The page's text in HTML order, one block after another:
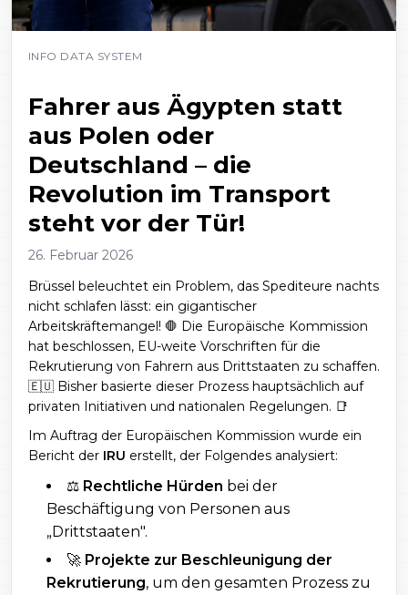
INFO DATA SYSTEM
Fahrer aus Ägypten statt
aus Polen oder
Deutschland – die
Revolution im Transport
steht vor der Tür!
26. Februar 2026
Brüssel beleuchtet ein Problem, das Spediteure nachts
nicht schlafen lässt: ein gigantischer
Arbeitskräftemangel! 🛑 Die Europäische Kommission
hat beschlossen, EU-weite Vorschriften für die
Rekrutierung von Fahrern aus Drittstaaten zu schaffen.
🇪🇺 Bisher basierte dieser Prozess hauptsächlich auf
privaten Initiativen und nationalen Regelungen. 📑
Im Auftrag der Europäischen Kommission wurde ein
Bericht der IRU erstellt, der Folgendes analysiert:
⚖️ Rechtliche Hürden bei der
Beschäftigung von Personen aus
„Drittstaaten".
🚀 Projekte zur Beschleunigung der
Rekrutierung, um den gesamten Prozess zu